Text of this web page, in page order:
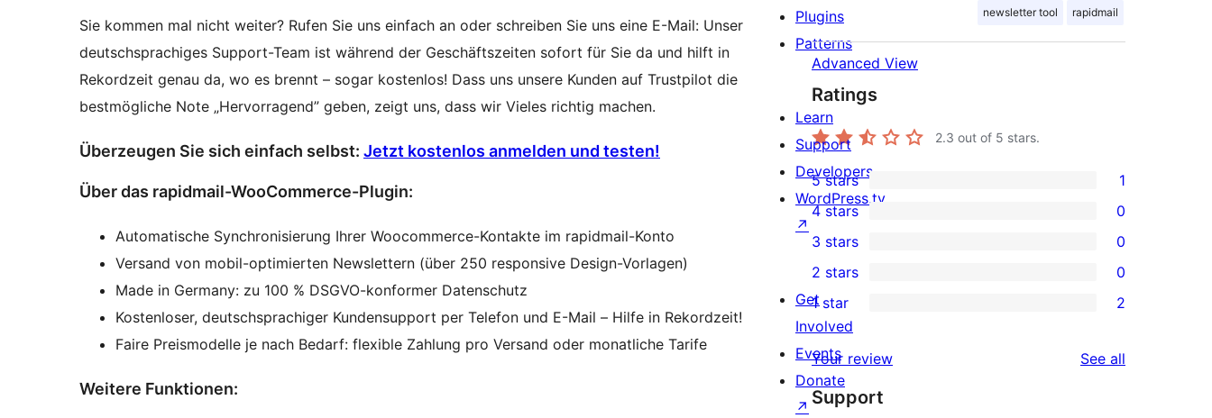
Sie kommen mal nicht weiter? Rufen Sie uns einfach an oder schreiben Sie uns eine E-Mail: Unser
deutschsprachiges Support-Team ist während der Geschäftszeiten sofort für Sie da und hilft in
Rekordzeit genau da, wo es brennt – sogar kostenlos! Dass uns unsere Kunden auf Trustpilot die
bestmögliche Note „Hervorragend” geben, zeigt uns, dass wir Vieles richtig machen.
Überzeugen Sie sich einfach selbst: Jetzt kostenlos anmelden und testen!
Über das rapidmail-WooCommerce-Plugin:
Automatische Synchronisierung Ihrer Woocommerce-Kontakte im rapidmail-Konto
Versand von mobil-optimierten Newslettern (über 250 responsive Design-Vorlagen)
Made in Germany: zu 100 % DSGVO-konformer Datenschutz
Kostenloser, deutschsprachiger Kundensupport per Telefon und E-Mail – Hilfe in Rekordzeit!
Faire Preismodelle je nach Bedarf: flexible Zahlung pro Versand oder monatliche Tarife
Weitere Funktionen:
newsletter tool rapidmail
Advanced View
Ratings
2.3 out of 5 stars.
1
5-
star
review
5 stars 1
4-
star
reviews
4 stars 0
0
3-
star
reviews
3 stars 0
2-
star
reviews
2 stars 0
star
reviews
1 star 2
Your review See all
Support
Plugins
Patterns
Learn
Support
Developers
WordPress.tv
↗
Get
Involved
Events
Donate
↗